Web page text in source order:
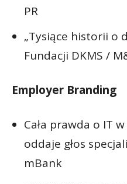
PR
„Tysiące historii o
Fundacji DKMS /
Employer Branding
Cała prawda o IT
oddaje głos
mBank